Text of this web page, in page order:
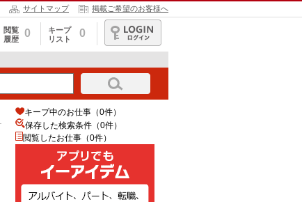
サイトマップ 掲載ご希望のお客様へ
閲覧
履歴
0
キープ
リスト
0
ログイン
キープ中のお仕事（0件）
保存した検索条件（0件）
閲覧したお仕事（0件）